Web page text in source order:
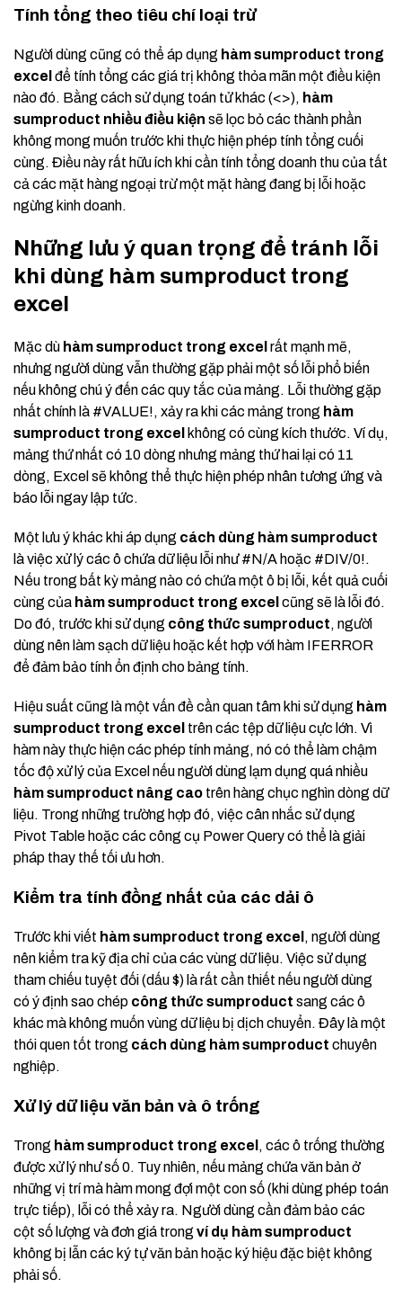
Tính tổng theo tiêu chí loại trừ
Người dùng cũng có thể áp dụng hàm sumproduct trong
excel để tính tổng các giá trị không thỏa mãn một điều kiện
nào đó. Bằng cách sử dụng toán tử khác (<>), hàm
sumproduct nhiều điều kiện sẽ lọc bỏ các thành phần
không mong muốn trước khi thực hiện phép tính tổng cuối
cùng. Điều này rất hữu ích khi cần tính tổng doanh thu của tất
cả các mặt hàng ngoại trừ một mặt hàng đang bị lỗi hoặc
ngừng kinh doanh.
Những lưu ý quan trọng để tránh lỗi
khi dùng hàm sumproduct trong
excel
Mặc dù hàm sumproduct trong excel rất mạnh mẽ,
nhưng người dùng vẫn thường gặp phải một số lỗi phổ biến
nếu không chú ý đến các quy tắc của mảng. Lỗi thường gặp
nhất chính là #VALUE!, xảy ra khi các mảng trong hàm
sumproduct trong excel không có cùng kích thước. Ví dụ,
mảng thứ nhất có 10 dòng nhưng mảng thứ hai lại có 11
dòng, Excel sẽ không thể thực hiện phép nhân tương ứng và
báo lỗi ngay lập tức.
Một lưu ý khác khi áp dụng cách dùng hàm sumproduct
là việc xử lý các ô chứa dữ liệu lỗi như #N/A hoặc #DIV/0!.
Nếu trong bất kỳ mảng nào có chứa một ô bị lỗi, kết quả cuối
cùng của hàm sumproduct trong excel cũng sẽ là lỗi đó.
Do đó, trước khi sử dụng công thức sumproduct, người
dùng nên làm sạch dữ liệu hoặc kết hợp với hàm IFERROR
để đảm bảo tính ổn định cho bảng tính.
Hiệu suất cũng là một vấn đề cần quan tâm khi sử dụng hàm
sumproduct trong excel trên các tệp dữ liệu cực lớn. Vì
hàm này thực hiện các phép tính mảng, nó có thể làm chậm
tốc độ xử lý của Excel nếu người dùng lạm dụng quá nhiều
hàm sumproduct nâng cao trên hàng chục nghìn dòng dữ
liệu. Trong những trường hợp đó, việc cân nhắc sử dụng
Pivot Table hoặc các công cụ Power Query có thể là giải
pháp thay thế tối ưu hơn.
Kiểm tra tính đồng nhất của các dải ô
Trước khi viết hàm sumproduct trong excel , người dùng
nên kiểm tra kỹ địa chỉ của các vùng dữ liệu. Việc sử dụng
tham chiếu tuyệt đối (dấu $) là rất cần thiết nếu người dùng
có ý định sao chép công thức sumproduct sang các ô
khác mà không muốn vùng dữ liệu bị dịch chuyển. Đây là một
thói quen tốt trong cách dùng hàm sumproduct chuyên
nghiệp.
Xử lý dữ liệu văn bản và ô trống
Trong hàm sumproduct trong excel , các ô trống thường
được xử lý như số 0. Tuy nhiên, nếu mảng chứa văn bản ở
những vị trí mà hàm mong đợi một con số (khi dùng phép toán
trực tiếp), lỗi có thể xảy ra. Người dùng cần đảm bảo các
cột số lượng và đơn giá trong ví dụ hàm sumproduct
không bị lẫn các ký tự văn bản hoặc ký hiệu đặc biệt không
phải số.